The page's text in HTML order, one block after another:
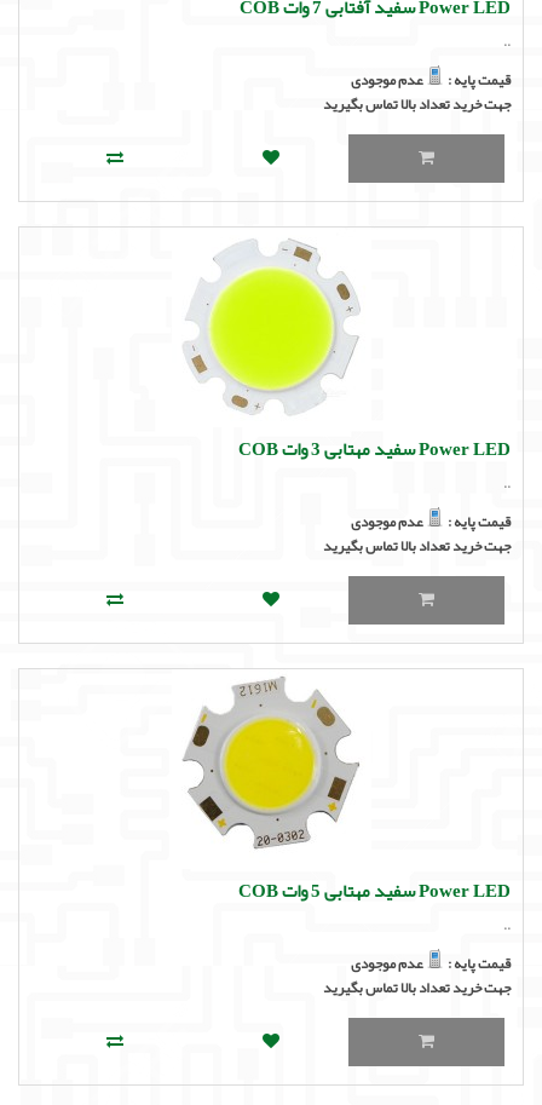
..
قیمت پایه :
عدم موجودی
جهت خرید تعداد بالا تماس بگیرید
Power LED سفید مهتابی 3 وات COB
..
قیمت پایه :
عدم موجودی
جهت خرید تعداد بالا تماس بگیرید
Power LED سفید مهتابی 5 وات COB
..
قیمت پایه :
عدم موجودی
جهت خرید تعداد بالا تماس بگیرید